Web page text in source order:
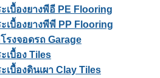
เบื้องยางพีอี PE Flooring
เบื้องยางพีพี PP Flooring
รงจอดรถ Garage
เบื้อง Tiles
เบื้องดินเผา Clay Tiles